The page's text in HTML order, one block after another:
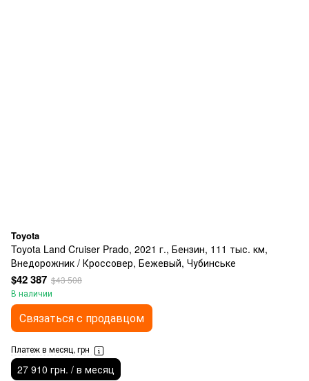
Toyota
Toyota Land Cruiser Prado, 2021 г., Бензин, 111 тыс. км,
Внедорожник / Кроссовер, Бежевый, Чубинське
$42 387 $43 508
В наличии
Связаться с продавцом
Платеж в месяц, грн
27 910 грн. / в месяц